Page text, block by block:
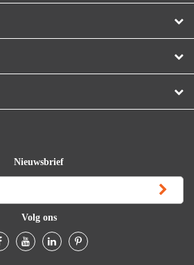
Nieuwsbrief
Volg ons